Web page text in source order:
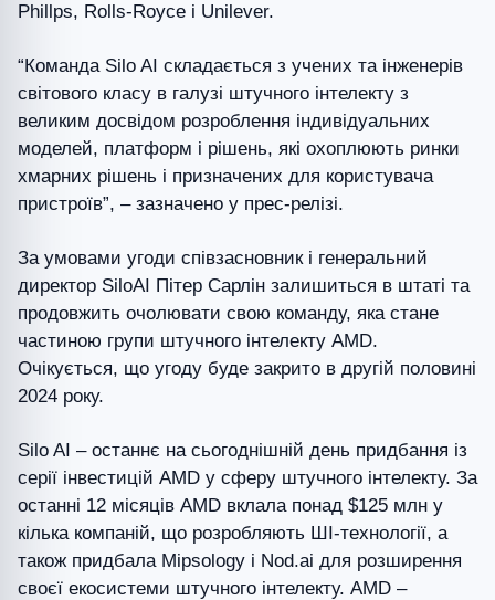
Phillps, Rolls-Royce і Unilever.
“Команда Silo AI складається з учених та інженерів
світового класу в галузі штучного інтелекту з
великим досвідом розроблення індивідуальних
моделей, платформ і рішень, які охоплюють ринки
хмарних рішень і призначених для користувача
пристроїв”, – зазначено у прес-релізі.
За умовами угоди співзасновник і генеральний
директор SiloAI Пітер Сарлін залишиться в штаті та
продовжить очолювати свою команду, яка стане
частиною групи штучного інтелекту AMD.
Очікується, що угоду буде закрито в другій половині
2024 року.
Silo AI – останнє на сьогоднішній день придбання із
серії інвестицій AMD у сферу штучного інтелекту. За
останні 12 місяців AMD вклала понад $125 млн у
кілька компаній, що розробляють ШІ-технології, а
також придбала Mipsology і Nod.ai для розширення
своєї екосистеми штучного інтелекту. AMD –